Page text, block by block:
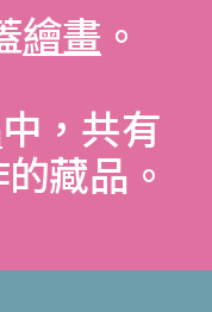
繪畫 。
中，共有
藏品。